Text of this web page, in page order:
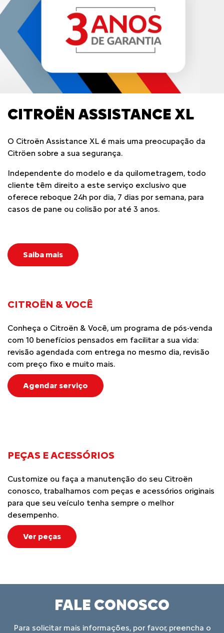
CITROËN ASSISTANCE XL
O Citroën Assistance XL é mais uma preocupação da
Citröen sobre a sua segurança.
Independente do modelo e da quilometragem, todo
cliente têm direito a este serviço exclusivo que
oferece reboque 24h por dia, 7 dias por semana, para
casos de pane ou colisão por até 3 anos.
Saiba mais
CITROËN & VOCÊ
Conheça o Citroën & Você, um programa de pós-venda
com 10 benefícios pensados em facilitar a sua vida:
revisão agendada com entrega no mesmo dia, revisão
com preço fixo e muito mais.
Agendar serviço
PEÇAS E ACESSÓRIOS
Customize ou faça a manutenção do seu Citroën
conosco, trabalhamos com peças e acessórios originais
para que seu veículo tenha sempre o melhor
desempenho.
Ver peças
FALE CONOSCO
Para solicitar mais informações, por favor, preencha o